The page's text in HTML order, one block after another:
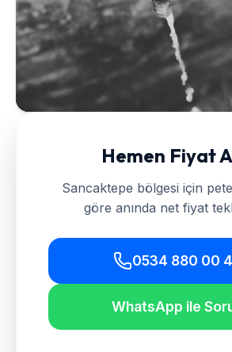
Hemen Fiyat
Sancaktepe bölgesi için
göre anında net fiyat
0534 880 00
WhatsApp ile